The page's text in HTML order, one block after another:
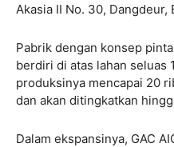
Akasia II No. 30, Dangdeur,
Pabrik dengan konsep
berdiri di atas lahan seluas
produksinya mencapai 20
dan akan ditingkatkan
Dalam ekspansinya, GAC